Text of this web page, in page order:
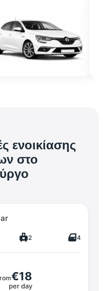
ενοικίασης
στο
2 4
€18
per day